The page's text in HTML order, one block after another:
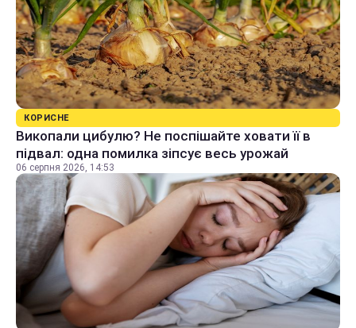
КОРИСНЕ
Викопали цибулю? Не поспішайте ховати її в
підвал: одна помилка зіпсує весь урожай
06 серпня 2026, 14:53